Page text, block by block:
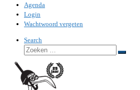
Agenda
Login
Wachtwoord vergeten
Search
Zoeken
Zoeken